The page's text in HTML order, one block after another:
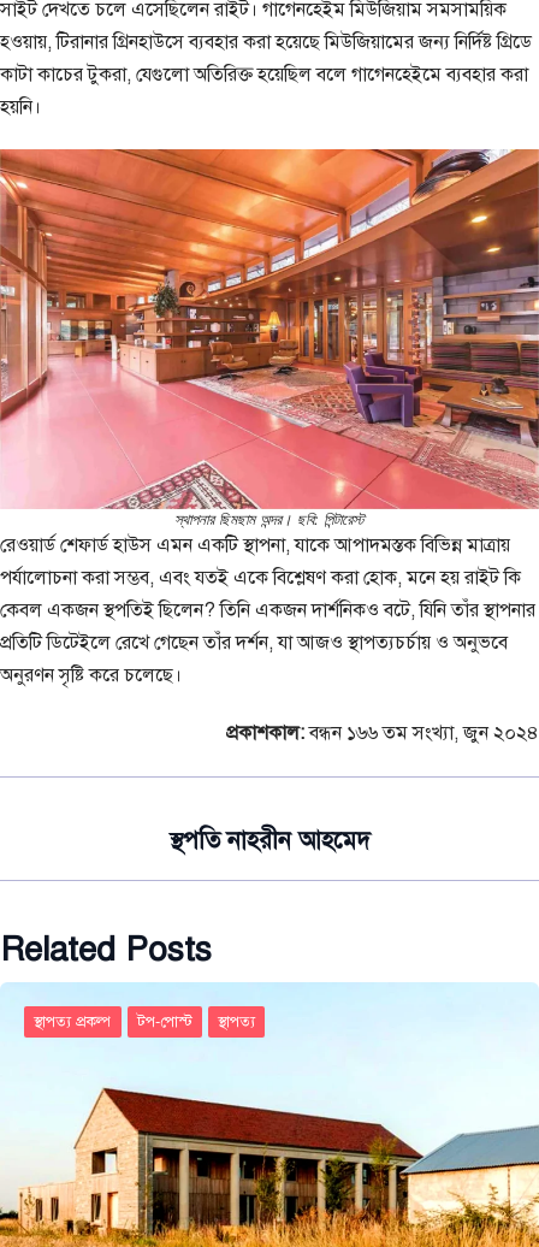
সাইট দেখতে চলে এসেছিলেন রাইট। গাগেনহেইম মিউজিয়াম সমসাময়িক
হওয়ায়, টিরানার গ্রিনহাউসে ব্যবহার করা হয়েছে মিউজিয়ামের জন্য নির্দিষ্ট গ্রিডে
কাটা কাচের টুকরা, যেগুলো অতিরিক্ত হয়েছিল বলে গাগেনহেইমে ব্যবহার করা
হয়নি।
স্থাপনার ছিমছাম অন্দর। ছবি: পিন্টারেস্ট
রেওয়ার্ড শেফার্ড হাউস এমন একটি স্থাপনা, যাকে আপাদমস্তক বিভিন্ন মাত্রায়
পর্যালোচনা করা সম্ভব, এবং যতই একে বিশ্লেষণ করা হোক, মনে হয় রাইট কি
কেবল একজন স্থপতিই ছিলেন? তিনি একজন দার্শনিকও বটে, যিনি তাঁর স্থাপনার
প্রতিটি ডিটেইলে রেখে গেছেন তাঁর দর্শন, যা আজও স্থাপত্যচর্চায় ও অনুভবে
অনুরণন সৃষ্টি করে চলেছে।
প্রকাশকাল:বন্ধন ১৬৬ তম সংখ্যা, জুন ২০২৪
স্থপতি নাহরীন আহমেদ
Related Posts
স্থাপত্য প্রকল্প টপ-পোস্ট স্থাপত্য